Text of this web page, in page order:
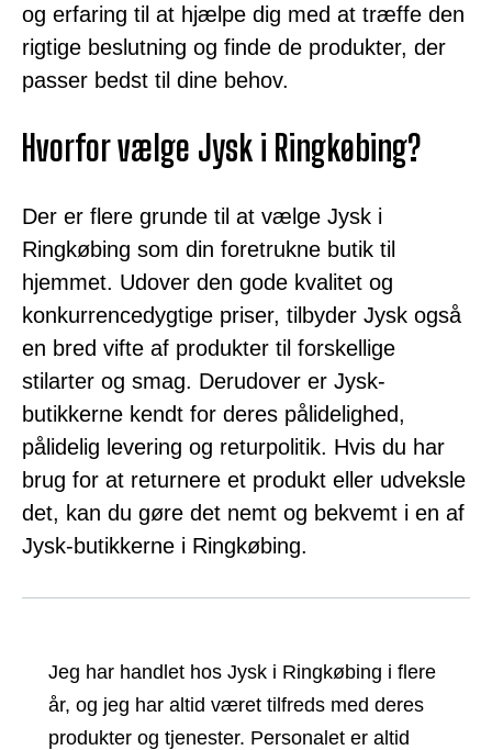
og erfaring til at hjælpe dig med at træffe den
rigtige beslutning og finde de produkter, der
passer bedst til dine behov.
Hvorfor vælge Jysk i Ringkøbing?
Der er flere grunde til at vælge Jysk i
Ringkøbing som din foretrukne butik til
hjemmet. Udover den gode kvalitet og
konkurrencedygtige priser, tilbyder Jysk også
en bred vifte af produkter til forskellige
stilarter og smag. Derudover er Jysk-
butikkerne kendt for deres pålidelighed,
pålidelig levering og returpolitik. Hvis du har
brug for at returnere et produkt eller udveksle
det, kan du gøre det nemt og bekvemt i en af
Jysk-butikkerne i Ringkøbing.
Jeg har handlet hos Jysk i Ringkøbing i flere
år, og jeg har altid været tilfreds med deres
produkter og tjenester. Personalet er altid